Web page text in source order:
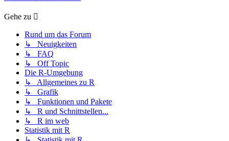
Gehe zu
Rund um das Forum
↳ Neuigkeiten
↳ FAQ
↳ Off Topic
Die R-Umgebung
↳ Allgemeines zu R
↳ Grafik
↳ Funktionen und Pakete
↳ R und Schnittstellen...
↳ R im web
Statistik mit R